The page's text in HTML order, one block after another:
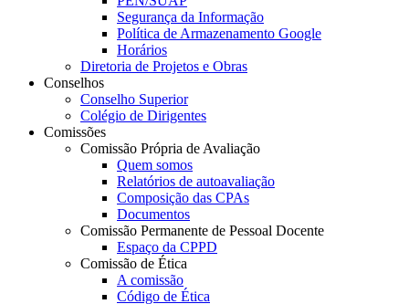
Segurança da Informação
Política de Armazenamento Google
Horários
Diretoria de Projetos e Obras
Conselhos
Conselho Superior
Colégio de Dirigentes
Comissões
Comissão Própria de Avaliação
Quem somos
Relatórios de autoavaliação
Composição das CPAs
Documentos
Comissão Permanente de Pessoal Docente
Espaço da CPPD
Comissão de Ética
A comissão
Código de Ética